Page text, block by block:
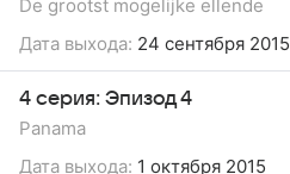
De grootst mogelijke ellende
Дата выхода: 24 сентября 2015
4 серия: Эпизод 4
Panama
Дата выхода: 1 октября 2015